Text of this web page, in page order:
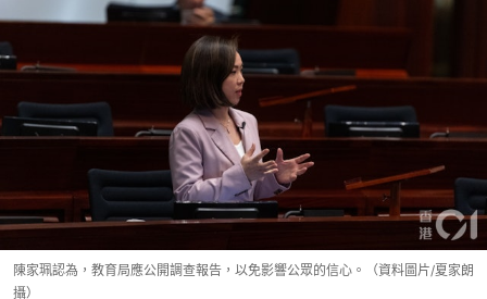
陳家珮認為，教育局應公開調查報告，以免影響公眾的信心。（資料圖片/夏家朗
攝）